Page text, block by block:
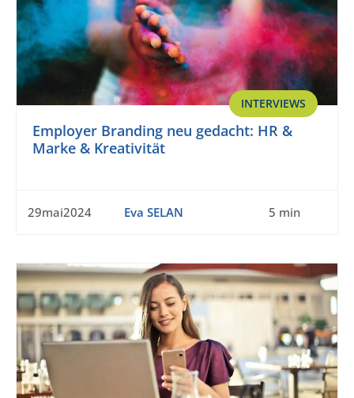
INTERVIEWS
Employer Branding neu gedacht: HR &
Marke & Kreativität
29mai2024 Eva SELAN 5 min